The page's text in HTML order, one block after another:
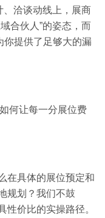
、洽谈动线上，展商
合伙人”的姿态，而
你提供了足够大的漏
何让每一分展位费
在具体的展位预定和
规划？我们不鼓
性价比的实操路径。